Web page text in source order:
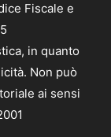
Fiscale e
in quanto
Non può
ai sensi